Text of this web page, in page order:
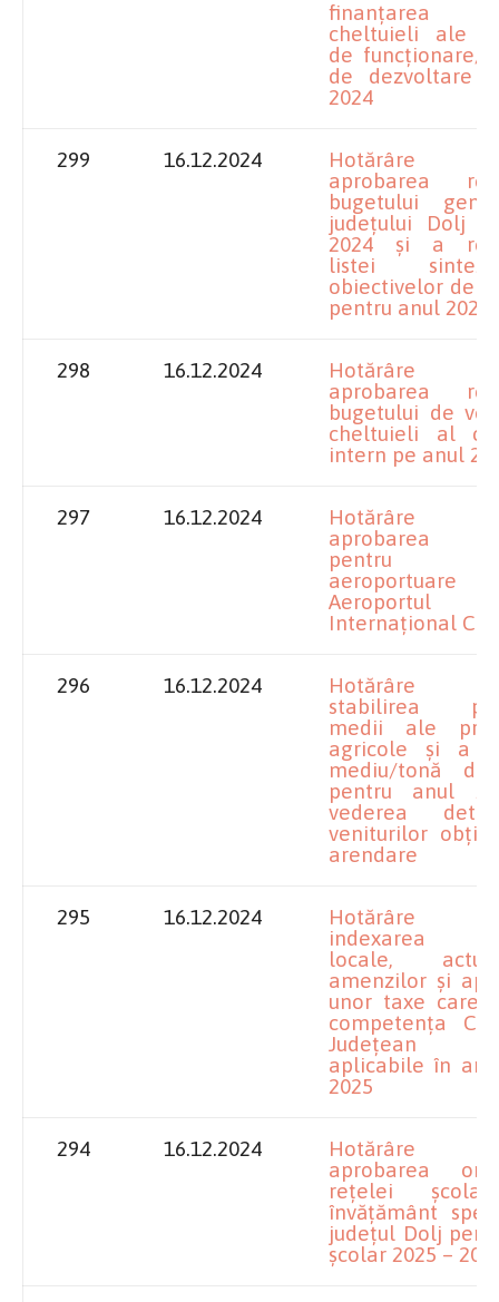
finanțarea
cheltuieli ale
de funcționare/
de dezvoltare
2024
299 16.12.2024
Hotărâre
aprobarea
bugetului
județului Dolj
2024 și a
listei
obiectivelor de
pentru anul 2024
298 16.12.2024
Hotărâre
aprobarea
bugetului de
cheltuieli al
intern pe anul
297 16.12.2024
Hotărâre
aprobarea
pentru
aeroportuare
Aeroportul
Internațional
296 16.12.2024
Hotărâre
stabilirea
medii ale
agricole și a
mediu/tonă de
pentru anul
vederea
veniturilor
arendare
295 16.12.2024
Hotărâre
indexarea
locale,
amenzilor și
unor taxe care
competența
Județean
aplicabile în
2025
294 16.12.2024
Hotărâre
aprobarea
rețelei
învățământ
județul Dolj
școlar 2025 –